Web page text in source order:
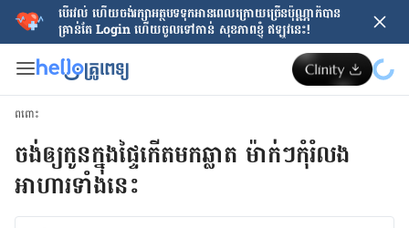
បើរវល់ ហើយចង់​រក្សាអត្ថបទទុកអានពេលក្រោយ​ច្រើនប៉ុណ្ណាក៏បាន
គ្រាន់តែ​ Login ហើយចូលទៅកាន់ សុខភាពខ្ញុំ ឥឡូវនេះ!
ពពោះ
ចង់​ឲ្យ​កូន​ក្នុង​ផ្ទៃ​កើត​មក​ឆ្លាត​ ម៉ាក់​ៗ​កុំ​រំលង​
អាហារ​ទាំង​នេះ